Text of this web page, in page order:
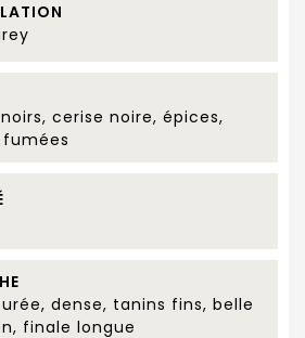
cerise noire, épices,
dense, tanins fins, belle
finale longue